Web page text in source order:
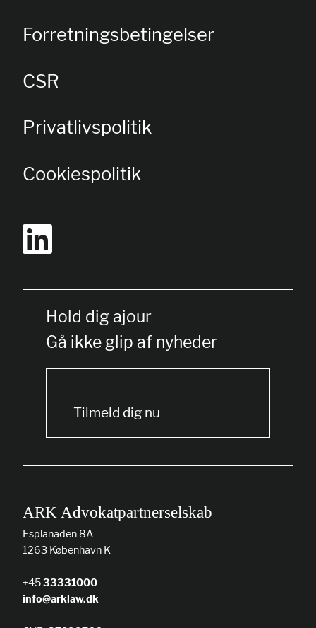
Forretningsbetingelser
CSR
Privatlivspolitik
Cookiespolitik
Hold dig ajour
Gå ikke glip af nyheder
Tilmeld dig nu
ARK Advokatpartnerselskab
Esplanaden 8A
1263 København K
+4533331000
info@arklaw.dk